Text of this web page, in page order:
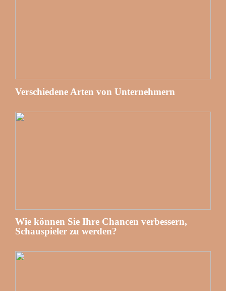
Verschiedene Arten von Unternehmern
Wie können Sie Ihre Chancen verbessern,
Schauspieler zu werden?